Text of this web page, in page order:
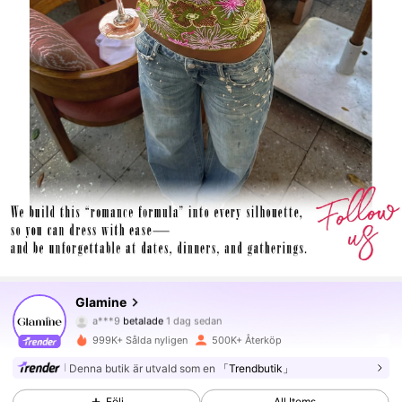
Glamine
a***9betalade
m***a följdeför 2 timmar sedan
999K+ Sålda nyligen 500K+ Återköp
Denna butik är utvald som en 「Trendbutik」